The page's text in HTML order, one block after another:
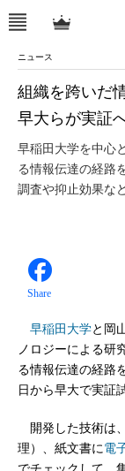
ニュース
組織を跨いだ
早大らが実証
早稲田大学を中心
る情報伝達の経路
調査や抑止効果な
Share
早稲田大学と岡
ノロジーによる研
る情報伝達の経路
日から早大で実証
開発した技術は
理）、紙文書に電